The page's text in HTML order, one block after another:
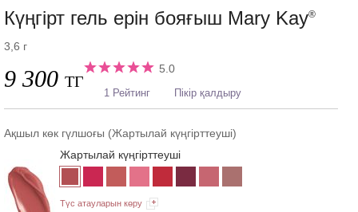
Күңгірт гель ерін бояғыш Mary Kay®
3,6 г
9 300 ТГ
5.0
1 Рейтинг Пікір қалдыру
Ақшыл көк гүлшоғы (Жартылай күңгірттеуші)
Жартылай күңгірттеуші
Түс атауларын көру